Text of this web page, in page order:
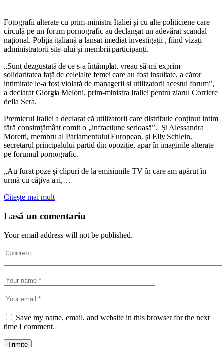
Fotografii alterate cu prim-ministra Italiei și cu alte politiciene care
circulă pe un forum pornografic au declanșat un adevărat scandal
național. Poliția italiană a lansat imediat investigații , fiind vizați
administratorii site-ului și membrii participanți.
„Sunt dezgustată de ce s-a întâmplat, vreau să-mi exprim
solidaritatea față de celelalte femei care au fost insultate, a căror
intimitate le-a fost violată de managerii și utilizatorii acestui forum”,
a declarat Giorgia Meloni, prim-ministra Italiei pentru ziarul Corriere
della Sera.
Premierul Italiei a declarat că utilizatorii care distribuie conținut intim
fără consimțământ comit o „infracțiune serioasă”. Și Alessandra
Moretti, membru al Parlamentului European, și Elly Schlein,
secretarul principalului partid din opoziție, apar în imaginile alterate
pe forumul pornografic.
„Au furat poze și clipuri de la emisiunile TV în care am apărut în
urmă cu câțiva ani,…
Citeşte mai mult
Lasă un comentariu
Your email address will not be published.
Save my name, email, and website in this browser for the next
time I comment.